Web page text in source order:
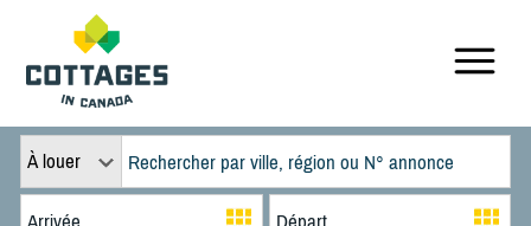
À louer